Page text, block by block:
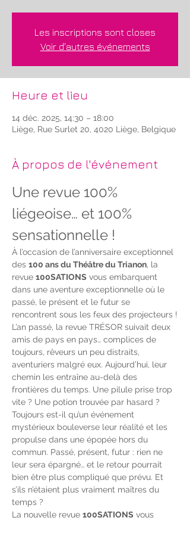
Les inscriptions sont closes
Voir d'autres événements
Heure et lieu
14 déc. 2025, 14:30 – 18:00
Liège, Rue Surlet 20, 4020 Liège, Belgique
À propos de l'événement
Une revue 100%
liégeoise… et 100%
sensationnelle !
À l’occasion de l’anniversaire exceptionnel
des 100 ans du Théâtre du Trianon, la
revue 100SATIONS vous embarquent
dans une aventure exceptionnelle où le
passé, le présent et le futur se
rencontrent sous les feux des projecteurs !
L’an passé, la revue TRÉSOR suivait deux
amis de pays en pays… complices de
toujours, rêveurs un peu distraits,
aventuriers malgré eux. Aujourd’hui, leur
chemin les entraîne au-delà des
frontières du temps. Une pilule prise trop
vite ? Une potion trouvée par hasard ?
Toujours est-il qu’un événement
mystérieux bouleverse leur réalité et les
propulse dans une épopée hors du
commun. Passé, présent, futur : rien ne
leur sera épargné… et le retour pourrait
bien être plus compliqué que prévu. Et
s’ils n’étaient plus vraiment maîtres du
temps ?
La nouvelle revue 100SATIONS vous